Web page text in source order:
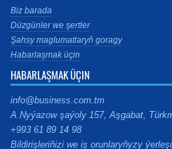
Biz barada
Düzgünler we şertler
Şahsy maglumatlaryň goragy
Habarlaşmak üçin
HABARLAŞMAK ÜÇIN
info@business.com.tm
A.Nyýazow şaýoly 157, Aşgabat,
+993 61 89 14 98
Bildirişleriňizi we iş orunlaryňyzy